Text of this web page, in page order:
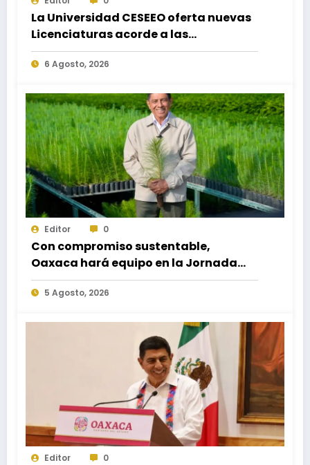
La Universidad CESEEO oferta nuevas
Licenciaturas acorde a las
necesidades educativas de los
egresados de escuelas del nivel medio
6 Agosto, 2026
Editor 0
Con compromiso sustentable,
Oaxaca hará equipo en la Jornada
Nacional de Reforestación 2026
5 Agosto, 2026
Editor 0